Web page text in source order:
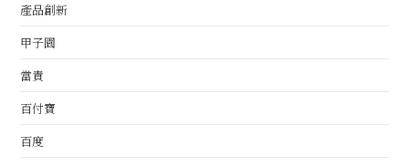
產品創新
甲子園
當責
百付寶
百度